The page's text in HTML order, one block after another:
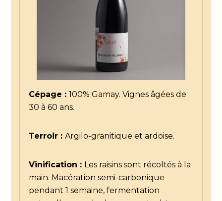
Cépage : 100% Gamay. Vignes âgées de
30 à 60 ans.
Terroir : Argilo-granitique et ardoise.
Vinification : Les raisins sont récoltés à la
main. Macération semi-carbonique
pendant 1 semaine, fermentation